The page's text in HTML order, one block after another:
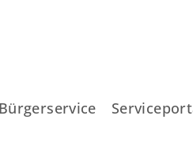
Bürgerservice